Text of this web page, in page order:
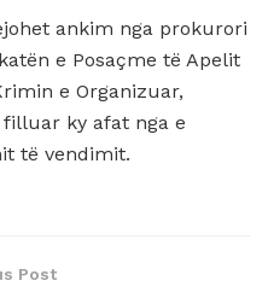
ankim nga prokurori
e Posaçme të Apelit
e Organizuar,
filluar ky afat nga e
të vendimit.
Post